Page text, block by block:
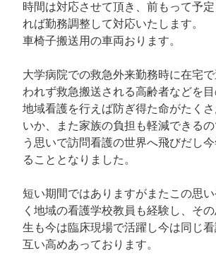
時間は対応させて頂き、前もって予
れば勤務調整して対応いたします。
車椅子搬送用の車両おります。
大学病院での救急外来勤務時に在宅
われず救急搬送される高齢者などを目
地域看護を行えば防ぎ得た命がたく
いか、また家族の負担も軽減できる
う思いで訪問看護の世界へ飛びだし
ることとなりました。
短い期間ではありますがまたこの思
く地域の看護学校教員も経験し、そ
生も今は臨床現場で活躍し今は同じ
互い高めあっております。